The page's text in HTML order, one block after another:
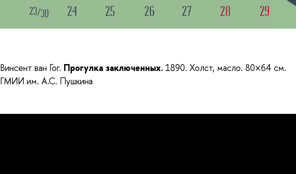
Винсент ван Гог. Прогулка заключенных.1890. Холст, масло. 80×64 см.
ГМИИ им. А.С. Пушкина